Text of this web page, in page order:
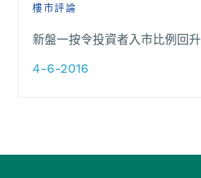
樓市評論
新盤一按令投資者入市比例回升
4-6-2016